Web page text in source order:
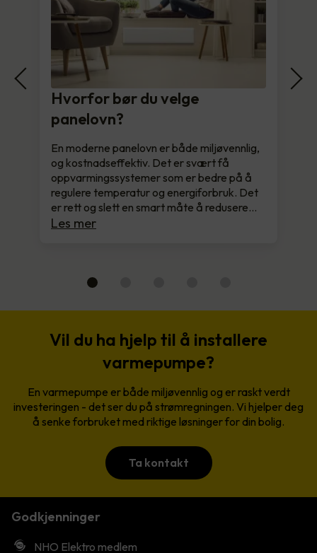
Hvorfor bør du velge
panelovn?
En moderne panelovn er både miljøvennlig,
og kostnadseffektiv. Det er svært få
oppvarmingssystemer som er bedre på å
regulere temperatur og energiforbruk. Det
er rett og slett en smart måte å redusere…
Les mer
Vil du ha hjelp til å installere
varmepumpe?
En varmepumpe er både miljøvennlig og er raskt verdt
investeringen - det ser du på strømregningen. Vi hjelper deg
å senke forbruket med riktige løsninger for din bolig.
Ta kontakt
Godkjenninger
NHO Elektro medlem